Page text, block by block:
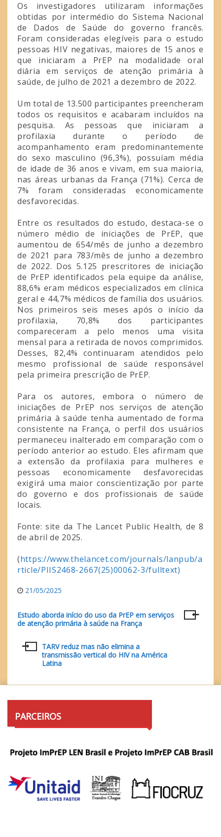
Os investigadores utilizaram informações
obtidas por intermédio do Sistema Nacional
de Dados de Saúde do governo francês.
Foram consideradas elegíveis para o estudo
pessoas HIV negativas, maiores de 15 anos e
que iniciaram a PrEP na modalidade oral
diária em serviços de atenção primária à
saúde, de julho de 2021 a dezembro de 2022.
Um total de 13.500 participantes preencheram
todos os requisitos e acabaram incluídos na
pesquisa. As pessoas que iniciaram a
profilaxia durante o período de
acompanhamento eram predominantemente
do sexo masculino (96,3%), possuíam média
de idade de 36 anos e vivam, em sua maioria,
nas áreas urbanas da França (71%). Cerca de
7% foram consideradas economicamente
desfavorecidas.
Entre os resultados do estudo, destaca-se o
número médio de iniciações de PrEP, que
aumentou de 654/mês de junho a dezembro
de 2021 para 783/mês de junho a dezembro
de 2022. Dos 5.125 prescritores de iniciação
de PrEP identificados pela equipe da análise,
88,6% eram médicos especializados em clínica
geral e 44,7% médicos de família dos usuários.
Nos primeiros seis meses após o início da
profilaxia, 70,8% dos participantes
compareceram a pelo menos uma visita
mensal para a retirada de novos comprimidos.
Desses, 82,4% continuaram atendidos pelo
mesmo profissional de saúde responsável
pela primeira prescrição de PrEP.
Para os autores, embora o número de
iniciações de PrEP nos serviços de atenção
primária à saúde tenha aumentado de forma
consistente na França, o perfil dos usuários
permaneceu inalterado em comparação com o
período anterior ao estudo. Eles afirmam que
a extensão da profilaxia para mulheres e
pessoas economicamente desfavorecidas
exigirá uma maior conscientização por parte
do governo e dos profissionais de saúde
locais.
Fonte: site da The Lancet Public Health, de 8
de abril de 2025.
(https://www.thelancet.com/journals/lanpub/a
rticle/PIIS2468-2667(25)00062-3/fulltext)
21/05/2025
Navegação
Post
Estudo aborda início do uso da PrEP em serviços
de atenção primária à saúde na França
TARV reduz mas não elimina a
transmissão vertical do HIV na América
Latina
PARCEIROS